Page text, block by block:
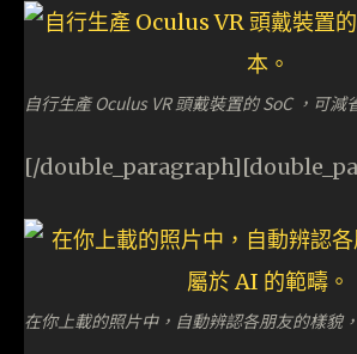
自行生產 Oculus VR 頭戴裝置的 SoC ，可減
[/
在你上載的照片中，自動辨認各朋友的樣貌